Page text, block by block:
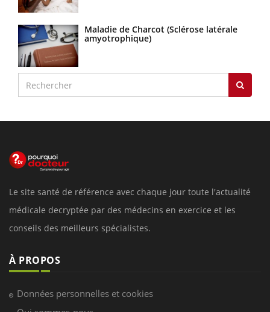
Maladie de Charcot (Sclérose latérale
amyotrophique)
Le site santé de référence avec chaque jour toute l'actualité
médicale decryptée par des médecins en exercice et les
conseils des meilleurs spécialistes.
À PROPOS
Données personnelles et cookies